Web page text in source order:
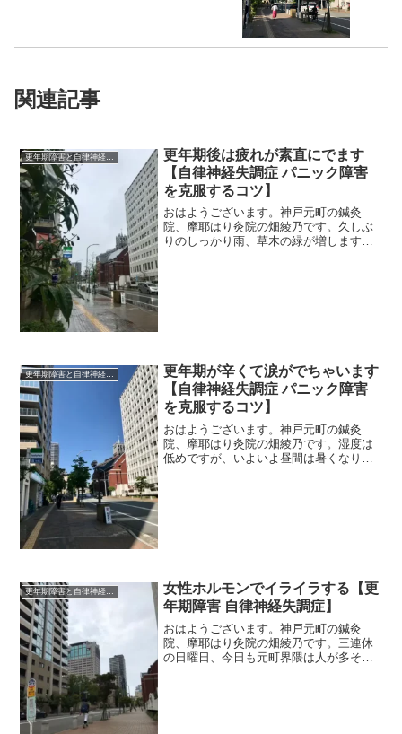
関連記事
更年期後は疲れが素直にでます
【自律神経失調症 パニック障害
を克服するコツ】
おはようございます。神戸元町の鍼灸
院、摩耶はり灸院の畑綾乃です。久しぶ
りのしっかり雨、草木の緑が増します
更年期が辛くて涙がでちゃいます
【自律神経失調症 パニック障害
を克服するコツ】
おはようございます。神戸元町の鍼灸
院、摩耶はり灸院の畑綾乃です。湿度は
低めですが、いよいよ昼間は暑くなりそ
女性ホルモンでイライラする【更
年期障害 自律神経失調症】
おはようございます。神戸元町の鍼灸
院、摩耶はり灸院の畑綾乃です。三連休
の日曜日、今日も元町界隈は人が多そう